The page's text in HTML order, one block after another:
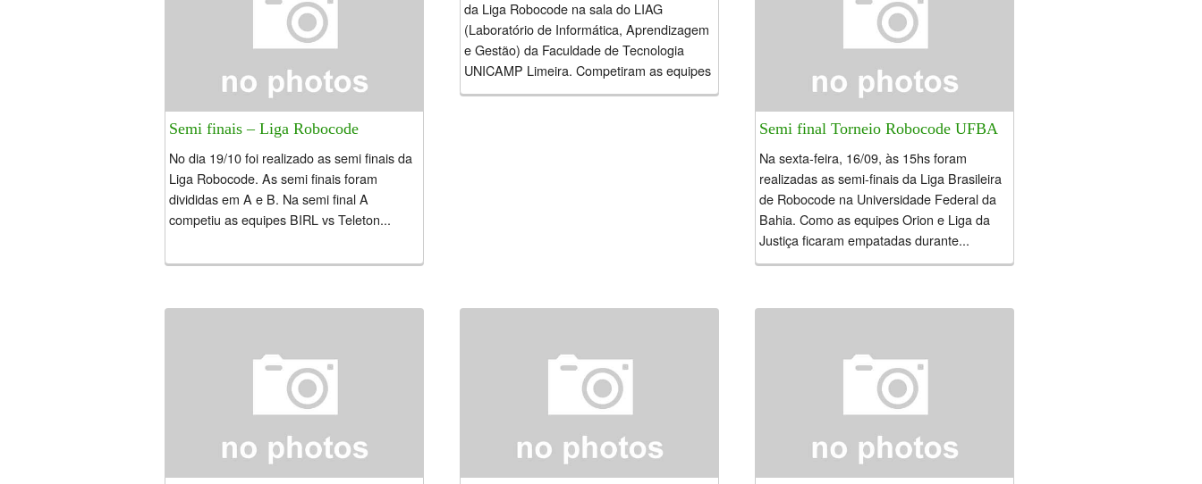
Semi finais – Liga Robocode
No dia 19/10 foi realizado as semi finais da
Liga Robocode. As semi finais foram
divididas em A e B. Na semi final A
competiu as equipes BIRL vs Teleton...
da Liga Robocode na sala do LIAG
(Laboratório de Informática, Aprendizagem
e Gestão) da Faculdade de Tecnologia
UNICAMP Limeira. Competiram as equipes
:Equipe...
Semi final Torneio Robocode UFBA
Na sexta-feira, 16/09, às 15hs foram
realizadas as semi-finais da Liga Brasileira
de Robocode na Universidade Federal da
Bahia. Como as equipes Orion e Liga da
Justiça ficaram empatadas durante...